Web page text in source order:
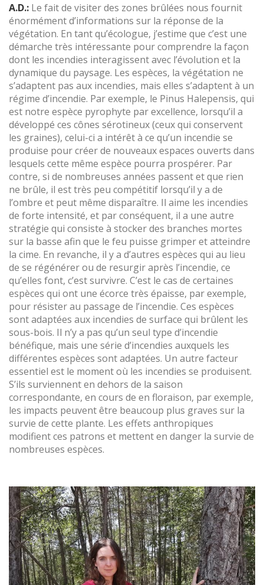
A.D.: Le fait de visiter des zones brûlées nous fournit
énormément d’informations sur la réponse de la
végétation. En tant qu’écologue, j’estime que c’est une
démarche très intéressante pour comprendre la façon
dont les incendies interagissent avec l’évolution et la
dynamique du paysage. Les espèces, la végétation ne
s’adaptent pas aux incendies, mais elles s’adaptent à un
régime d’incendie. Par exemple, le Pinus Halepensis, qui
est notre espèce pyrophyte par excellence, lorsqu’il a
développé ces cônes sérotineux (ceux qui conservent
les graines), celui-ci a intérêt à ce qu’un incendie se
produise pour créer de nouveaux espaces ouverts dans
lesquels cette même espèce pourra prospérer. Par
contre, si de nombreuses années passent et que rien
ne brûle, il est très peu compétitif lorsqu’il y a de
l’ombre et peut même disparaître. Il aime les incendies
de forte intensité, et par conséquent, il a une autre
stratégie qui consiste à stocker des branches mortes
sur la basse afin que le feu puisse grimper et atteindre
la cime. En revanche, il y a d’autres espèces qui au lieu
de se régénérer ou de resurgir après l’incendie, ce
qu’elles font, c’est survivre. C’est le cas de certaines
espèces qui ont une écorce très épaisse, par exemple,
pour résister au passage de l’incendie. Ces espèces
sont adaptées aux incendies de surface qui brûlent les
sous-bois. Il n’y a pas qu’un seul type d’incendie
bénéfique, mais une série d’incendies auxquels les
différentes espèces sont adaptées. Un autre facteur
essentiel est le moment où les incendies se produisent.
S’ils surviennent en dehors de la saison
correspondante, en cours de en floraison, par exemple,
les impacts peuvent être beaucoup plus graves sur la
survie de cette plante. Les effets anthropiques
modifient ces patrons et mettent en danger la survie de
nombreuses espèces.